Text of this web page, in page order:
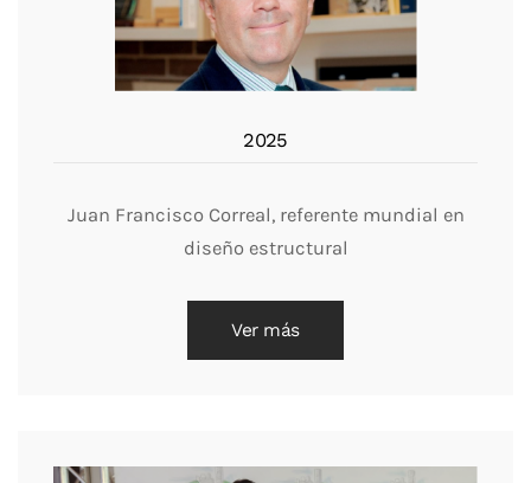
2025
Juan Francisco Correal, referente mundial en
diseño estructural
Ver más